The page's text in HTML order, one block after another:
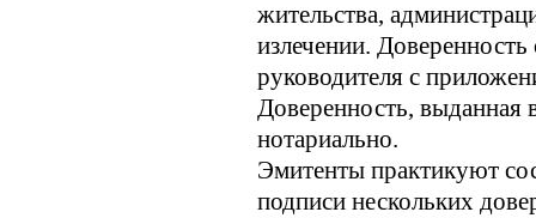
жительства,
излечении.
руководителя с
Доверенность, выданная
нотариально.
Эмитенты практикуют
подписи нескольких